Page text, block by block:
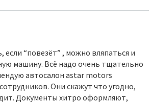
“повезёт” , можно вляпаться и
машину. Всё надо очень тщательно
автосалон astar motors
Они скажут что угодно,
Документы хитро оформляют,